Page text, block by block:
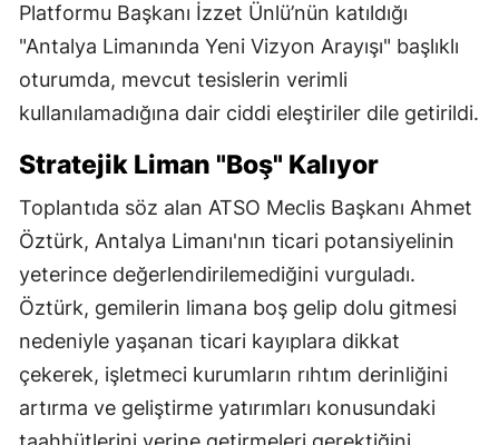
Platformu Başkanı İzzet Ünlü’nün katıldığı
"Antalya Limanında Yeni Vizyon Arayışı" başlıklı
oturumda, mevcut tesislerin verimli
kullanılamadığına dair ciddi eleştiriler dile getirildi.
Stratejik Liman "Boş" Kalıyor
Toplantıda söz alan ATSO Meclis Başkanı Ahmet
Öztürk, Antalya Limanı'nın ticari potansiyelinin
yeterince değerlendirilemediğini vurguladı.
Öztürk, gemilerin limana boş gelip dolu gitmesi
nedeniyle yaşanan ticari kayıplara dikkat
çekerek, işletmeci kurumların rıhtım derinliğini
artırma ve geliştirme yatırımları konusundaki